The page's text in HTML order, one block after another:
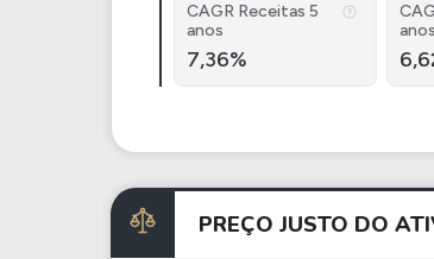
CAGR Receitas 5
anos
7,36%
anos
PREÇO JUSTO DO